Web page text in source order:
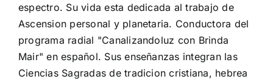
espectro. Su vida esta dedicada al trabajo de
Ascension personal y planetaria. Conductora del
programa radial "Canalizandoluz con Brinda
Mair" en español. Sus enseñanzas integran las
Ciencias Sagradas de tradicion cristiana, hebrea